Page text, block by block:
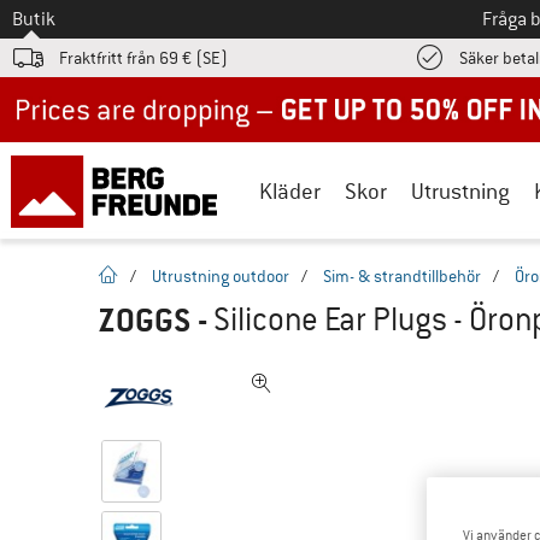
Till
Butik Fråga
Fraktfritt från 69 € (SE) Säker
Kläder Skor Utrustning
Hemsida
/ Utrustning outdoor / Sim- & strandtillbehör /
ZOGGS -Silicone Ear Plugs -
Vi använder